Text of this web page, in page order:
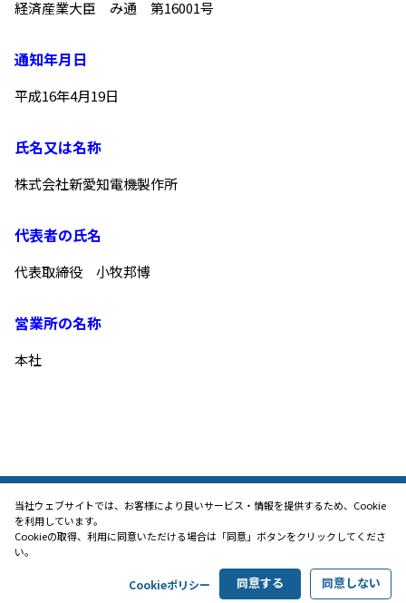
経済産業大臣　み通　第16001号
通知年月日
平成16年4月19日
氏名又は名称
株式会社新愛知電機製作所
代表者の氏名
代表取締役　小牧邦博
営業所の名称
本社
Copyright (c) Aichi Electric Works co., Ltd. All Rights Reserved.
当社ウェブサイトでは、お客様により良いサービス・情報を提供するため、Cookie
を利用しています。
Cookieの取得、利用に同意いただける場合は「同意」ボタンをクリックしてくださ
い。
Cookieポリシー 同意する 同意しない